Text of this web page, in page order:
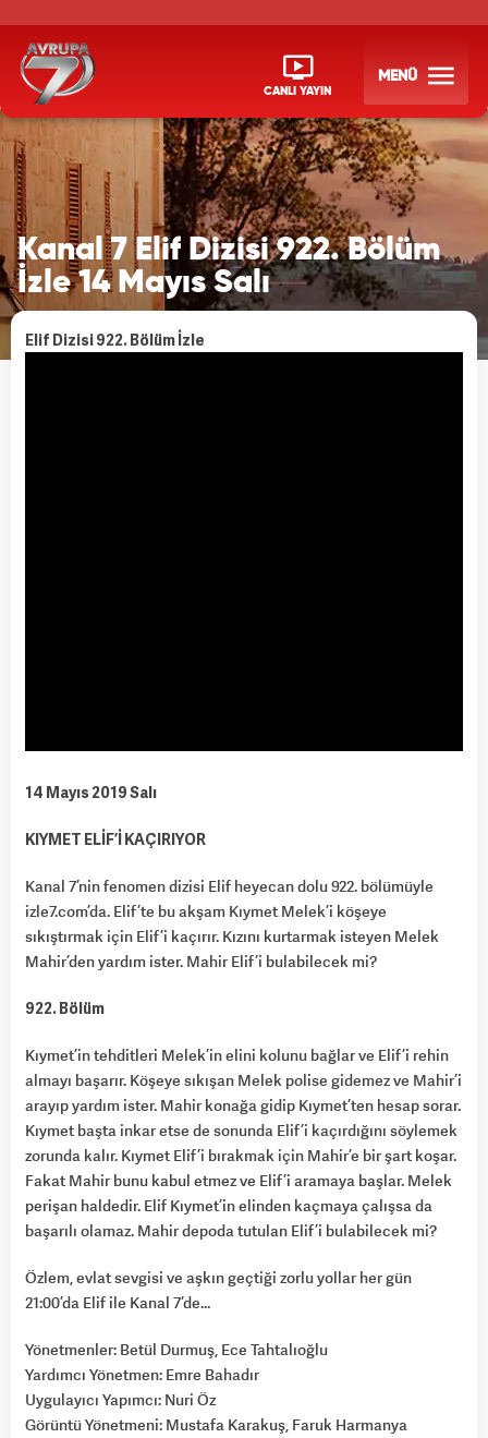
CANLI YAYIN
MENÜ
Kanal 7 Elif Dizisi 922. Bölüm
İzle 14 Mayıs Salı
Elif Dizisi 922. Bölüm İzle
14 Mayıs 2019 Salı
KIYMET ELİF’İ KAÇIRIYOR
Kanal 7’nin fenomen dizisi Elif heyecan dolu 922. bölümüyle
izle7.com’da. Elif’te bu akşam Kıymet Melek’i köşeye
sıkıştırmak için Elif’i kaçırır. Kızını kurtarmak isteyen Melek
Mahir’den yardım ister. Mahir Elif’i bulabilecek mi?
922. Bölüm
Kıymet’in tehditleri Melek’in elini kolunu bağlar ve Elif’i rehin
almayı başarır. Köşeye sıkışan Melek polise gidemez ve Mahir’i
arayıp yardım ister. Mahir konağa gidip Kıymet’ten hesap sorar.
Kıymet başta inkar etse de sonunda Elif’i kaçırdığını söylemek
zorunda kalır. Kıymet Elif’i bırakmak için Mahir’e bir şart koşar.
Fakat Mahir bunu kabul etmez ve Elif’i aramaya başlar. Melek
perişan haldedir. Elif Kıymet’in elinden kaçmaya çalışsa da
başarılı olamaz. Mahir depoda tutulan Elif’i bulabilecek mi?
Özlem, evlat sevgisi ve aşkın geçtiği zorlu yollar her gün
21:00’da Elif ile Kanal 7’de…
Yönetmenler: Betül Durmuş, Ece Tahtalıoğlu
Yardımcı Yönetmen: Emre Bahadır
Uygulayıcı Yapımcı: Nuri Öz
Görüntü Yönetmeni: Mustafa Karakuş, Faruk Harmanya